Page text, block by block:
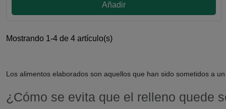
Añadir
Mostrando 1-4 de 4 artículo(s)
Los alimentos elaborados son aquellos que han sido sometidos a
¿Cómo se evita que el relleno quede